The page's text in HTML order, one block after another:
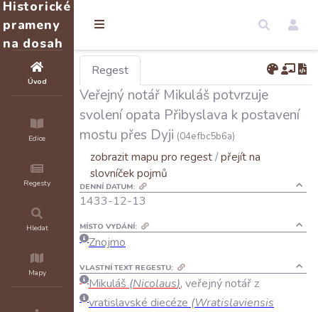
Historické
prameny
na dosah
Úvod
Edice
Regesty
Hledat
Mapy
Regest
Veřejný notář Mikuláš potvrzuje
svolení opata Přibyslava k postavení
mostu přes Dyji (04efbc5b6a)
zobrazit mapu pro regest/přejít na
slovníček pojmů
DENNÍ DATUM:
1433-12-13
MÍSTO VYDÁNÍ:
Znojmo
VLASTNÍ TEXT REGESTU:
Mikuláš (Nicolaus), veřejnýnotář z
vratislavské diecéze (Wratislaviensis